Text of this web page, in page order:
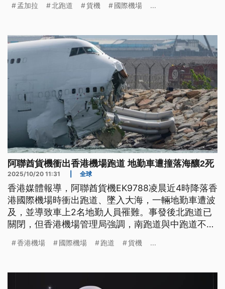
10億美元。
孟加拉 北跑道 貨機 國際機場 ...
阿聯酋貨機衝出香港機場跑道 地勤車遭撞落海釀2死
2025/10/20 11:31 全球
香港媒體報導，阿聯酋貨機EK9788凌晨近4時降落香
港國際機場時衝出跑道、墜入大海，一輛地勤車遭波
及，並導致車上2名地勤人員罹難。事發後北跑道已
關閉，但香港機場管理局強調，南跑道與中跑道不受
年，由土耳其航空公司ACT負責運營。
香港機場 國際機場 跑道 貨機 ...